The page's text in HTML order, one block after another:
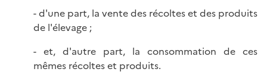
- d'une part, la vente des récoltes et des produits
de l'élevage ;
- et, d'autre part, la consommation de ces
mêmes récoltes et produits.